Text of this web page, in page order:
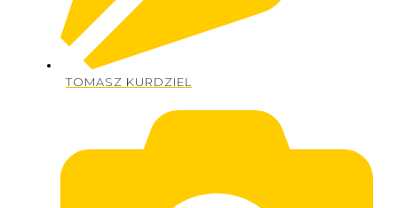
TOMASZ KURDZIEL